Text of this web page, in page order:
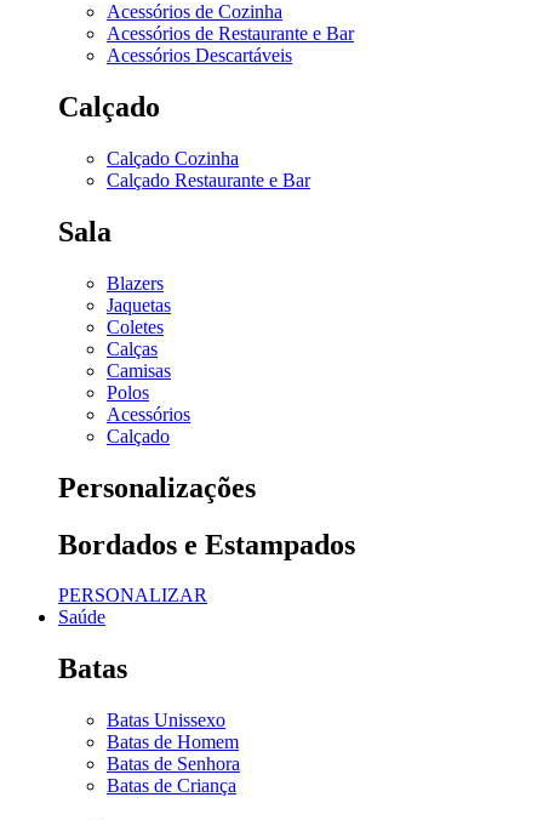
Acessórios de Cozinha
Acessórios de Restaurante e Bar
Acessórios Descartáveis
Calçado
Calçado Cozinha
Calçado Restaurante e Bar
Sala
Blazers
Jaquetas
Coletes
Calças
Camisas
Polos
Acessórios
Calçado
Personalizações
Bordados e Estampados
PERSONALIZAR
Saúde
Batas
Batas Unissexo
Batas de Homem
Batas de Senhora
Batas de Criança